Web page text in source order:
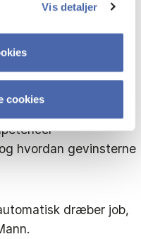
Vis detaljer
cookies
internationale
og skrue
den politiske og
om, hvor mange job
hvordan gevinsterne
dræber job,